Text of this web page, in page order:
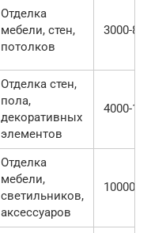
Отделка
мебели, стен,
потолков
3000-
Отделка стен,
пола,
декоративных
элементов
4000-
Отделка
мебели,
светильников,
аксессуаров
10000+